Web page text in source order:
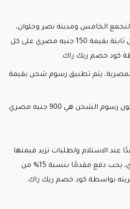
الخامس ومدينة نصر وحلوان،
يتم تطبيق رسوم شحن ثابتة بقيمة 150 جنيه مصري على كل
كود خصم ريك راك.
يتم تطبيق رسوم شحن بقيمة
الشحن هي 900 جنيه مصري.
عند الاستلام ولطلبات تزيد قيمتها
عن 10,000 جنيه مصري، يجب دفع مقدمًا بنسبة 15% من
بواسطة كود خصم ريك راك.